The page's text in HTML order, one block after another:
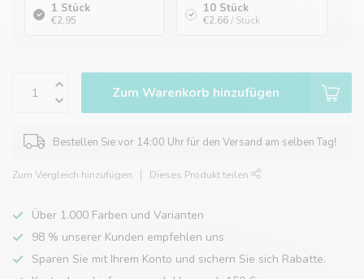
1 Stück
€2,95
10 Stück
€2,66/ Stück
Zum Warenkorb hinzufügen
Bestellen Sie vor 14:00 Uhr für den Versand am selben Tag!
Zum Vergleich hinzufügen Dieses Produkt teilen
Über 1.000 Farben und Varianten
98 % unserer Kunden empfehlen uns
Sparen Sie mit Ihrem Konto und sichern Sie sich Rabatte.